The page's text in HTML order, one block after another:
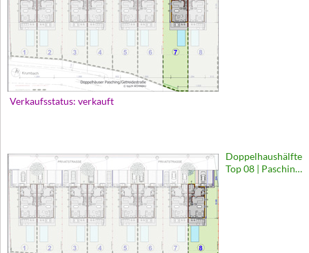
Verkaufsstatus: verkauft
Doppelhaushälfte
Top 08 | Pasching,